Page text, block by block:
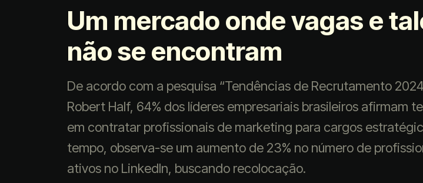
Um mercado onde vagas e
não se encontram
De acordo com a pesquisa “Tendências de Recrutamento
Robert Half, 64% dos líderes empresariais brasileiros afirmam
em contratar profissionais de marketing para cargos
tempo, observa-se um aumento de 23% no número de
ativos no LinkedIn, buscando recolocação.